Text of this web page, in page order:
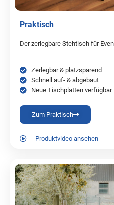
Praktisch
Der zerlegbare Stehtisch für
Zerlegbar & platzsparend
Schnell auf- & abgebaut
Neue Tischplatten verfügbar
Zum Praktisch
Produktvideo ansehen